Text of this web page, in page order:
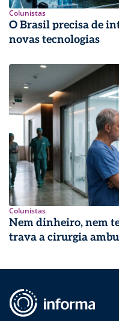
Colunistas
O Brasil precisa de
novas tecnologias
Colunistas
Nem dinheiro, nem
trava a cirurgia